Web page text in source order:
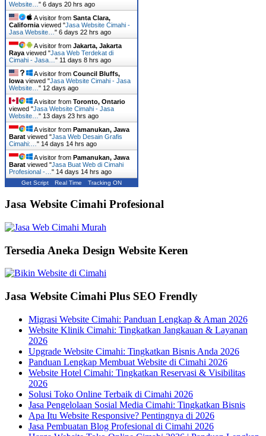
Website… " 6 days 20 hrs ago
A visitor from Santa Clara,
California viewed "Jasa Website Cimahi -
Jasa Website… " 6 days 22 hrs ago
A visitor from Jakarta, Jakarta
Raya viewed "Jasa Web Terdekat di
Cimahi - Jasa… " 11 days 8 hrs ago
A visitor from Council Bluffs,
Iowa viewed "Jasa Website Cimahi - Jasa
Website… " 12 days ago
A visitor from Toronto, Ontario
viewed "Jasa Website Cimahi - Jasa
Website… " 13 days 23 hrs ago
A visitor from Pamanukan, Jawa
Barat viewed "Jasa Web Desain Grafis
Cimahi:… " 14 days 14 hrs ago
A visitor from Pamanukan, Jawa
Barat viewed "Jasa Buat Web di Cimahi
Profesional -… " 14 days 14 hrs ago
Get Script Real Time Tracking ON
Jasa Website Cimahi Profesional
Tersedia Aneka Design Website Keren
Jasa Website Cimahi Plus SEO Frendly
Migrasi Website Cimahi: Panduan Lengkap & Aman 2026
Website Klinik Cimahi: Tingkatkan Jangkauan & Layanan
2026
Upgrade Website Cimahi: Tingkatkan Bisnis Anda 2026
Panduan Lengkap Membuat Website di Cimahi 2026
Website Hotel Cimahi: Tingkatkan Reservasi & Visibilitas
2026
Solusi Toko Online Terbaik di Cimahi 2026
Jasa Pengelolaan Sosial Media Cimahi: Tingkatkan Bisnis
Apa Itu Website Responsive? Pentingnya di 2026
Jasa Pembuatan Blog Profesional di Cimahi 2026